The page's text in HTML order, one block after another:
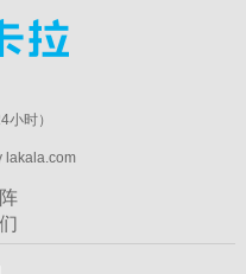
小时）
lakala.com